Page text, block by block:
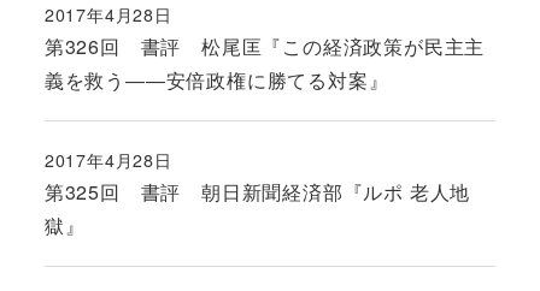
第326回 書評 松尾匡『この経済政策が民主主
義を救う――安倍政権に勝てる対案』
投稿日
2017年4月28日
第325回 書評 朝日新聞経済部『ルポ 老人地
獄』
投稿日
2017年4月28日